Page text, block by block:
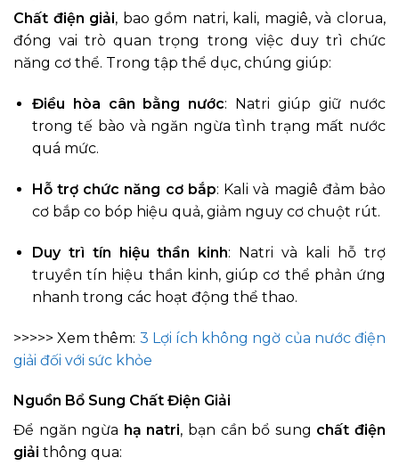
Chất điện giải, bao gồm natri, kali, magiê, và clorua,
đóng vai trò quan trọng trong việc duy trì chức
năng cơ thể. Trong tập thể dục, chúng giúp:
Điều hòa cân bằng nước: Natri giúp giữ nước
trong tế bào và ngăn ngừa tình trạng mất nước
quá mức.
Hỗ trợ chức năng cơ bắp: Kali và magiê đảm bảo
cơ bắp co bóp hiệu quả, giảm nguy cơ chuột rút.
Duy trì tín hiệu thần kinh: Natri và kali hỗ trợ
truyền tín hiệu thần kinh, giúp cơ thể phản ứng
nhanh trong các hoạt động thể thao.
>>>>> Xem thêm: 3 Lợi ích không ngờ của nước điện
giải đối với sức khỏe
Nguồn Bổ Sung Chất Điện Giải
Để ngăn ngừa hạ natri, bạn cần bổ sung chất điện
giải thông qua: